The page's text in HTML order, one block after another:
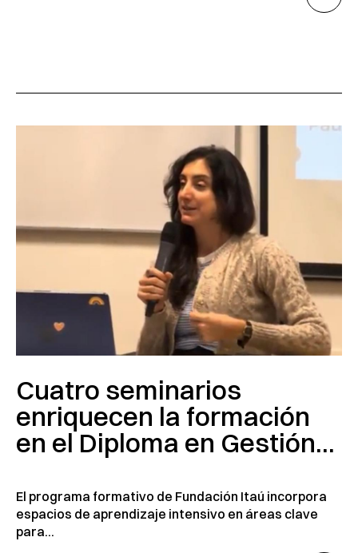
Cuatro seminarios
enriquecen la formación
en el Diploma en Gestión...
El programa formativo de Fundación Itaú incorpora
espacios de aprendizaje intensivo en áreas clave
para...